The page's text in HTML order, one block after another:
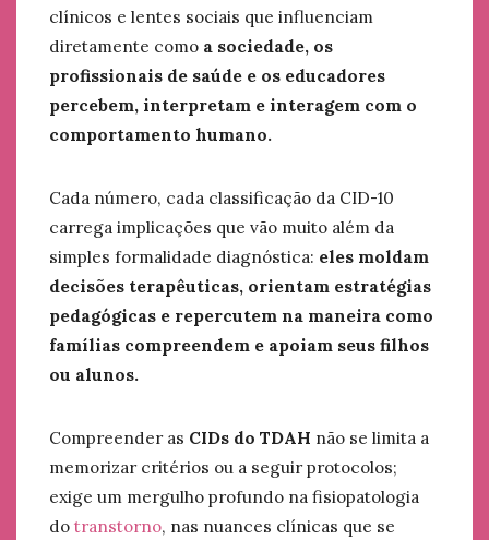
clínicos e lentes sociais que influenciam
diretamente como a sociedade, os
profissionais de saúde e os educadores
percebem, interpretam e interagem com o
comportamento humano.
Cada número, cada classificação da CID-10
carrega implicações que vão muito além da
simples formalidade diagnóstica: eles moldam
decisões terapêuticas, orientam estratégias
pedagógicas e repercutem na maneira como
famílias compreendem e apoiam seus filhos
ou alunos.
Compreender as CIDs do TDAH não se limita a
memorizar critérios ou a seguir protocolos;
exige um mergulho profundo na fisiopatologia
do transtorno, nas nuances clínicas que se